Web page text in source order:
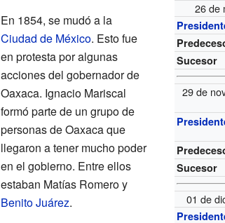
26 de
Sucesor
29 de
Sucesor
01 de
En 1854, se mudó a la
Ciudad de México. Esto fue
en protesta por algunas
acciones del gobernador de
Oaxaca. Ignacio Mariscal
formó parte de un grupo de
personas de Oaxaca que
llegaron a tener mucho poder
en el gobierno. Entre ellos
estaban Matías Romero y
Benito Juárez.